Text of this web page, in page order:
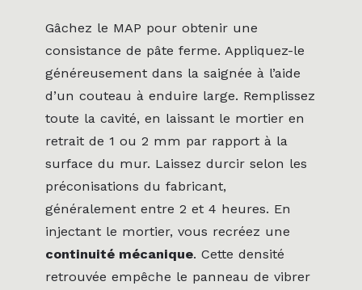
Gâchez le MAP pour obtenir une
consistance de pâte ferme. Appliquez-le
généreusement dans la saignée à l’aide
d’un couteau à enduire large. Remplissez
toute la cavité, en laissant le mortier en
retrait de 1 ou 2 mm par rapport à la
surface du mur. Laissez durcir selon les
préconisations du fabricant,
généralement entre 2 et 4 heures. En
injectant le mortier, vous recréez une
continuité mécanique. Cette densité
retrouvée empêche le panneau de vibrer